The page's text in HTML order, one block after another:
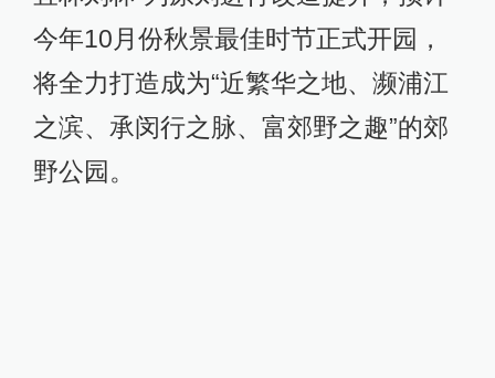
今年10月份秋景最佳时节正式开园，
将全力打造成为“近繁华之地、濒浦江
之滨、承闵行之脉、富郊野之趣”的郊
野公园。